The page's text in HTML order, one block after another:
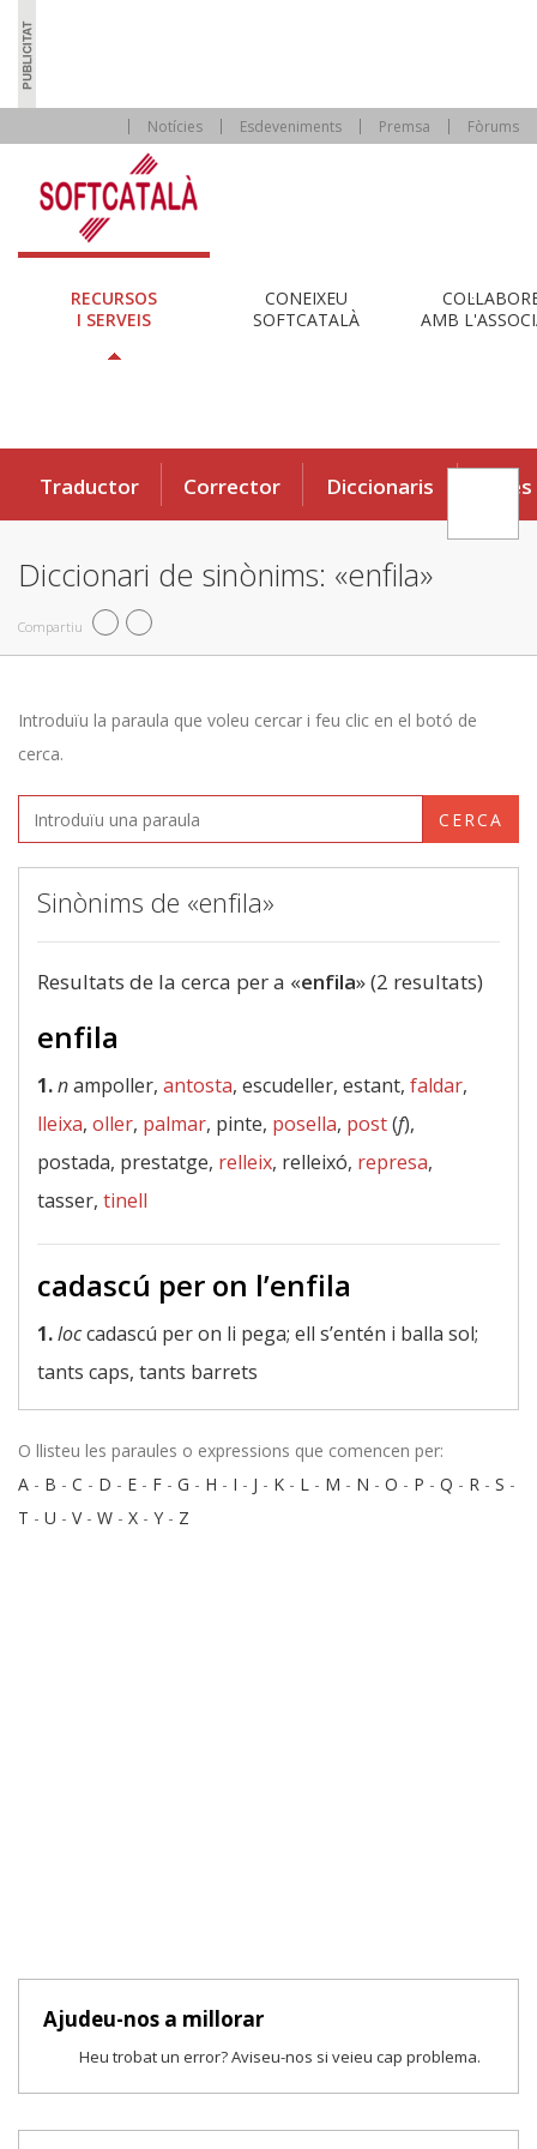
Notícies Esdeveniments Premsa Fòrums
RECURSOS
I SERVEIS
CONEIXEU
SOFTCATALÀ
AMB
Traductor Corrector Diccionaris Eines
Diccionari de sinònims: «enfila»
Compartiu
Introduïu la paraula que voleu cercar i feu clic en el botó de
cerca.
CERCA
Sinònims de «enfila»
Resultats de la cerca per a «enfila» (2 resultats)
enfila
1.nampoller, antosta, escudeller, estant, faldar,
lleixa, oller, palmar, pinte, posella, post(f),
postada, prestatge, relleix, relleixó, represa,
tasser, tinell
cadascú per on l’enfila
1.loccadascú per on li pega; ell s’entén i balla sol;
tants caps, tants barrets
O llisteu les paraules o expressions que comencen per:
A - B - C - D - E - F - G - H - I - J - K - L - M - N - O - P - Q - R - S -
T - U - V- W - X - Y - Z
Ajudeu-nos a millorar
Heu trobat un error? Aviseu-nos si veieu cap problema.